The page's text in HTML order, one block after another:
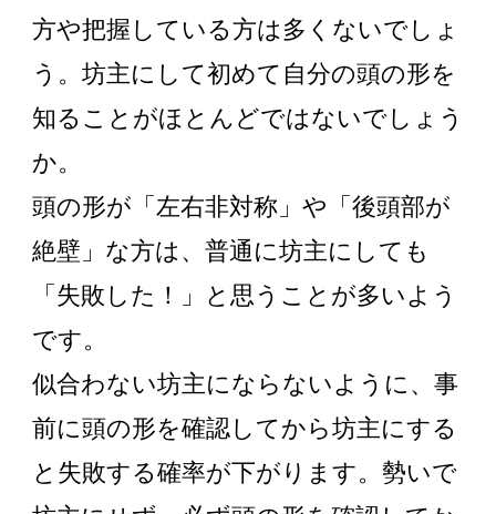
方や把握している方は多くないでしょ
う。坊主にして初めて自分の頭の形を
知ることがほとんどではないでしょう
か。
頭の形が「左右非対称」や「後頭部が
絶壁」な方は、普通に坊主にしても
「失敗した！」と思うことが多いよう
です。
似合わない坊主にならないように、事
前に頭の形を確認してから坊主にする
と失敗する確率が下がります。勢いで